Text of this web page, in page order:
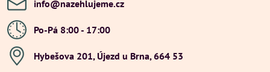
info​@nazehlujeme​.cz
Po-Pá 8:00 - 17:00
Hybešova 201, Újezd u Brna, 664 53